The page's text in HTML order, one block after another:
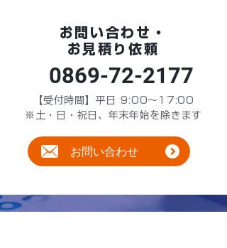
お問い合わせ・
お見積り依頼
0869-72-2177
【受付時間】平日 9:00～17:00
※土・日・祝日、年末年始を除きます
お問い合わせ